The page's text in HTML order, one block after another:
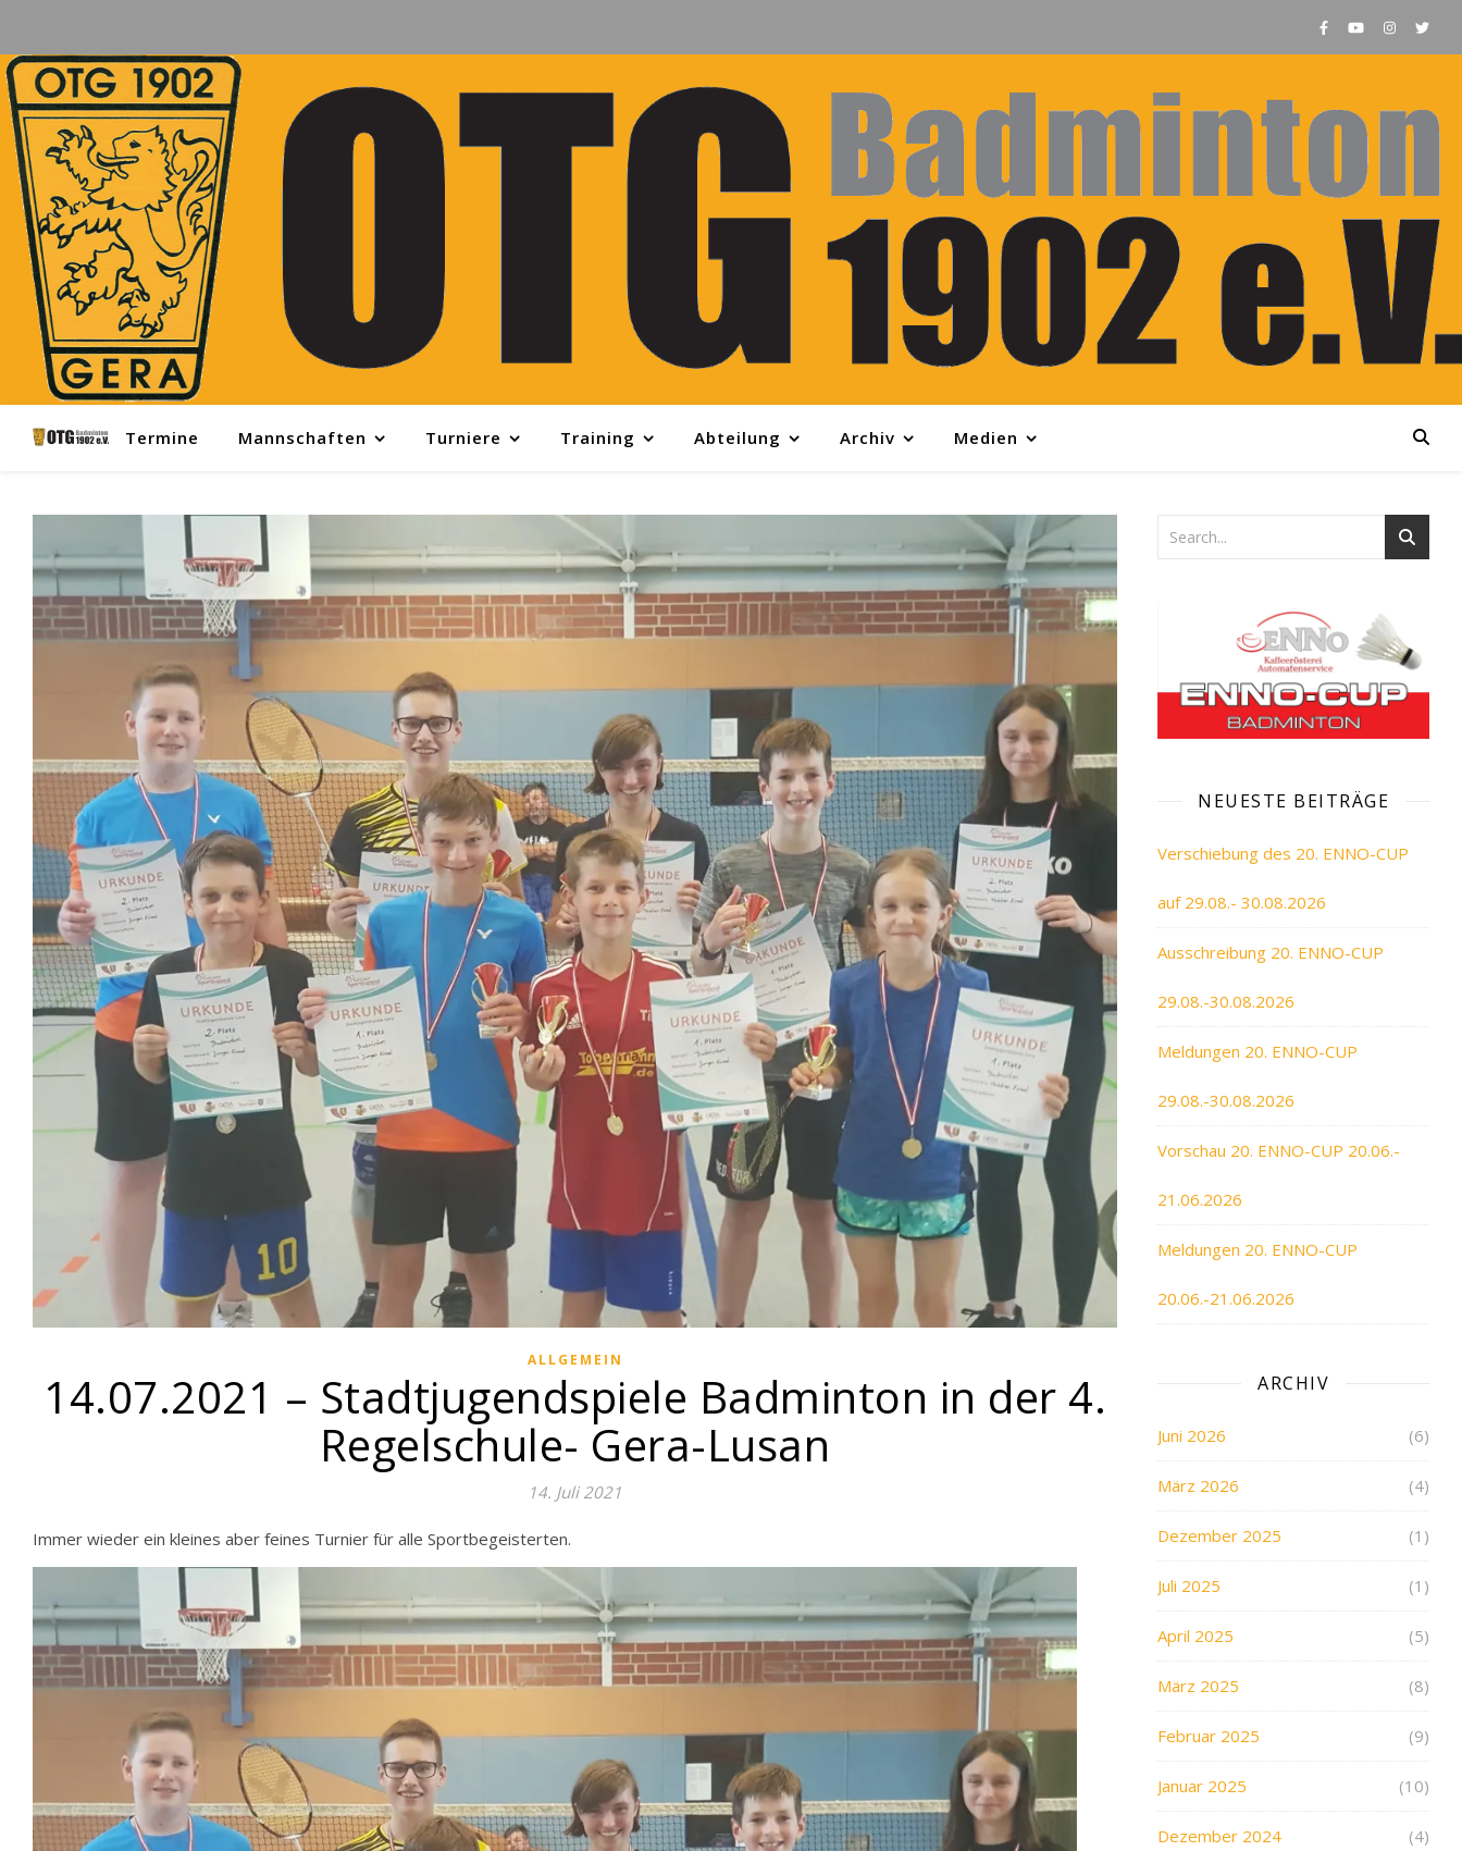
Termine Mannschaften Turniere Training Abteilung Archiv Medien
ALLGEMEIN
14.07.2021 – Stadtjugendspiele Badminton in der 4.
Regelschule- Gera-Lusan
14. Juli 2021
Immer wieder ein kleines aber feines Turnier für alle Sportbegeisterten.
NEUESTE BEITRÄGE
Verschiebung des 20. ENNO-CUP
auf 29.08.- 30.08.2026
Ausschreibung 20. ENNO-CUP
29.08.-30.08.2026
Meldungen 20. ENNO-CUP
29.08.-30.08.2026
Vorschau 20. ENNO-CUP 20.06.-
21.06.2026
Meldungen 20. ENNO-CUP
20.06.-21.06.2026
ARCHIV
Juni 2026 (6)
März 2026 (4)
Dezember 2025 (1)
Juli 2025 (1)
April 2025 (5)
März 2025 (8)
Februar 2025 (9)
Januar 2025 (10)
Dezember 2024 (4)